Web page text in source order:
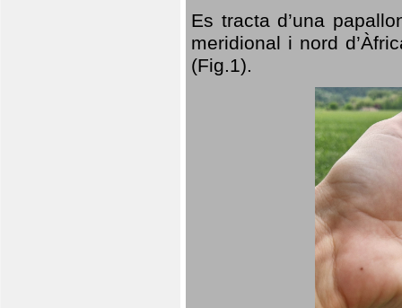
Es tracta d’una
meridional i nord
(Fig.1).